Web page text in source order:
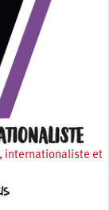
internationaliste et